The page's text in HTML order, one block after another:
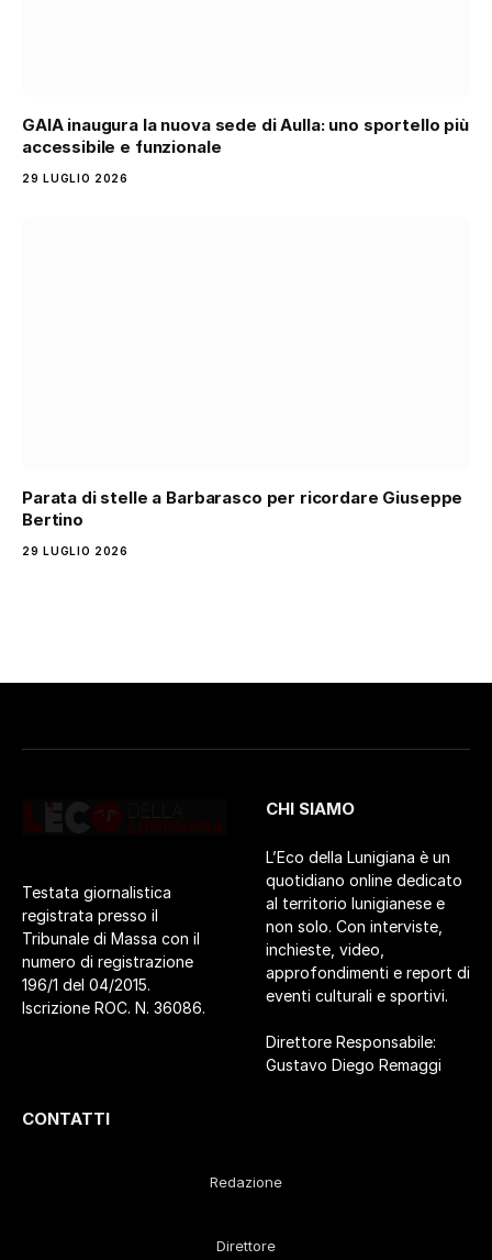
GAIA inaugura la nuova sede di Aulla: uno sportello più
accessibile e funzionale
29 LUGLIO 2026
Parata di stelle a Barbarasco per ricordare Giuseppe
Bertino
29 LUGLIO 2026
Testata giornalistica
registrata presso il
Tribunale di Massa con il
numero di registrazione
196/1 del 04/2015.
Iscrizione ROC. N. 36086.
CHI SIAMO
L’Eco della Lunigiana è un
quotidiano online dedicato
al territorio lunigianese e
non solo. Con interviste,
inchieste, video,
approfondimenti e report di
eventi culturali e sportivi.
Direttore Responsabile:
Gustavo Diego Remaggi
CONTATTI
Redazione
Direttore